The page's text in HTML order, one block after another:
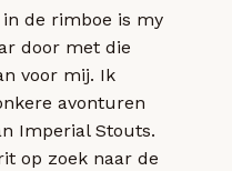
de rimboe is my
door met die
voor mij. Ik
avonturen
Imperial Stouts.
op zoek naar de